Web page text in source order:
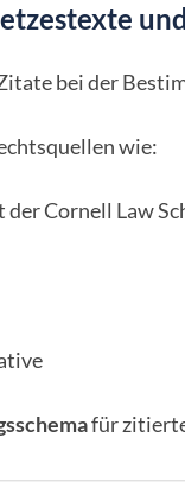
bei der
wie:
Cornell Law
für